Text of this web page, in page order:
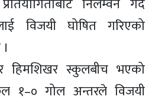
विजयी घोषित गरिएको
स्कुलबीच भएको
१–० गोल अन्तरले विजयी